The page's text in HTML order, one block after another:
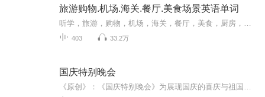
旅游购物.机场.海关.餐厅.美食场景英语单词
403 33.2万
国庆特别晚会